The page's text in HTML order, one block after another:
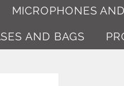
MICROPHONES
AND BAGS